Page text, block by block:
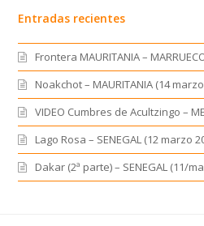
Entradas recientes
Frontera MAURITANIA –
Noakchot – MAURITANIA (14
VIDEO Cumbres de Acultzingo –
Lago Rosa – SENEGAL (12 marzo
Dakar (2ª parte) – SENEGAL (11/